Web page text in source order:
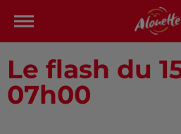
Le flash du
07h00